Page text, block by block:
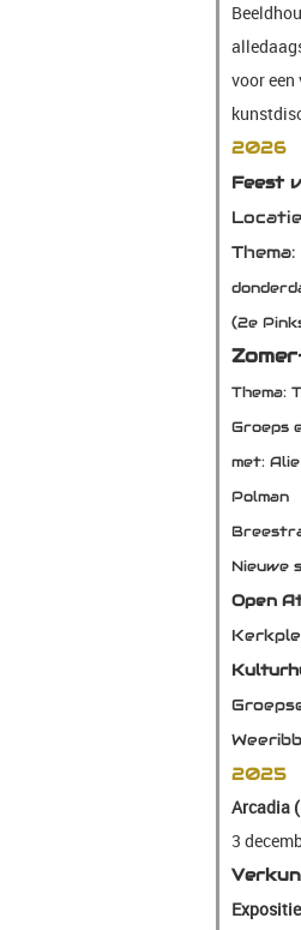
voor
2026
Feest
(2e
Thema:
Groeps
met:
Polman
Nieuwe
Open
2025
Arcadia
3
Expositie